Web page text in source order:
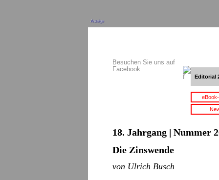
Anzeige
Besuchen Sie uns auf
Facebook
Editorial
18. Jahrgang | Nummer
Die Zinswende
von Ulrich Busch